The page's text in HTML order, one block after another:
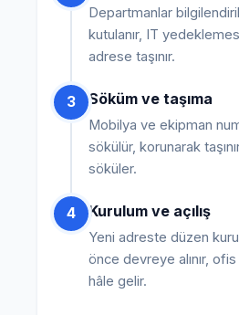
Departmanlar
kutulanır, IT
adrese taşınır.
3 Söküm ve taşıma
Mobilya ve ekipman
sökülür, korunarak
söküler.
4 Kurulum ve açılış
Yeni adreste düzen
önce devreye alınır, ofis
hâle gelir.